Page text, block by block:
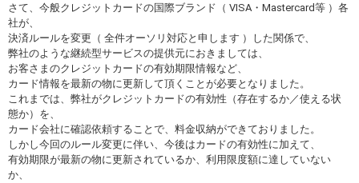
さて、今般クレジットカードの国際ブランド（ VISA・Mastercard等 ）各
社が、
決済ルールを変更（ 全件オーソリ対応と申します ）した関係で、
弊社のような継続型サービスの提供元におきましては、
お客さまのクレジットカードの有効期限情報など、
カード情報を最新の物に更新して頂くことが必要となりました。
これまでは、弊社がクレジットカードの有効性（存在するか／使える状
態か）を、
カード会社に確認依頼することで、料金収納ができておりました。
しかし今回のルール変更に伴い、今後はカードの有効性に加えて、
有効期限が最新の物に更新されているか、利用限度額に達していない
か、